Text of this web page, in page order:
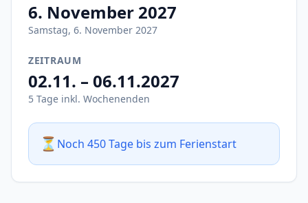
6. November 2027
Samstag, 6. November 2027
ZEITRAUM
02.11. – 06.11.2027
5 Tage inkl. Wochenenden
⏳ Noch 450 Tage bis zum Ferienstart